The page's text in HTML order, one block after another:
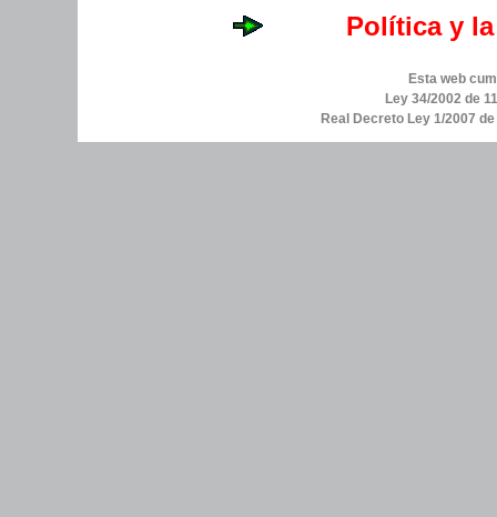
Política y
Esta web
Ley 34/2002 de
Real Decreto Ley 1/2007